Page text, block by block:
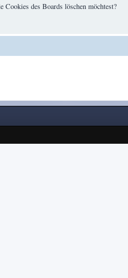
Cookies des Boards löschen möchtest?